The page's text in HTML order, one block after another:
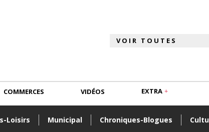
Loisirs Municipal Chroniques-Blogues
COMMERCES VIDÉOS EXTRA